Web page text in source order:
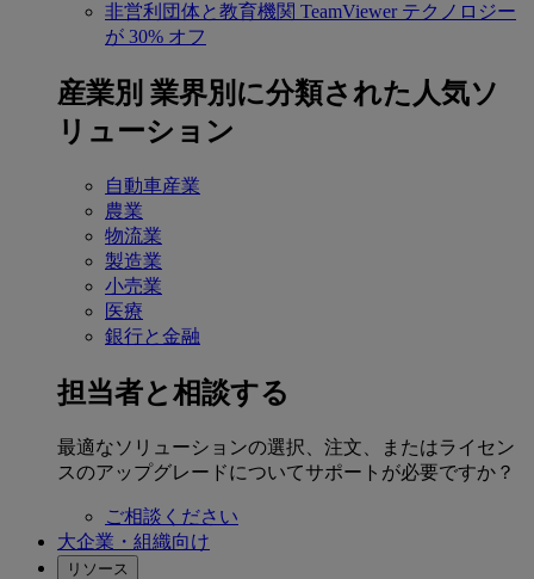
非営利団体と教育機関 TeamViewer テクノロジー
が 30% オフ
産業別 業界別に分類された人気ソ
リューション
自動車産業
農業
物流業
製造業
小売業
医療
銀行と金融
担当者と相談する
最適なソリューションの選択、注文、またはライセン
スのアップグレードについてサポートが必要ですか？
ご相談ください
大企業・組織向け
リソース